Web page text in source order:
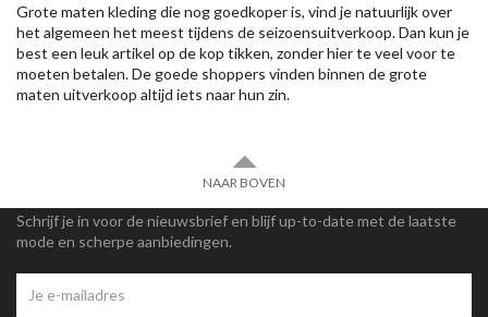
Grote maten kleding die nog goedkoper is, vind je natuurlijk over
het algemeen het meest tijdens de seizoensuitverkoop. Dan kun je
best een leuk artikel op de kop tikken, zonder hier te veel voor te
moeten betalen. De goede shoppers vinden binnen de grote
maten uitverkoop altijd iets naar hun zin.
NAAR BOVEN
Schrijf je in voor de nieuwsbrief en blijf up-to-date met de laatste
mode en scherpe aanbiedingen.